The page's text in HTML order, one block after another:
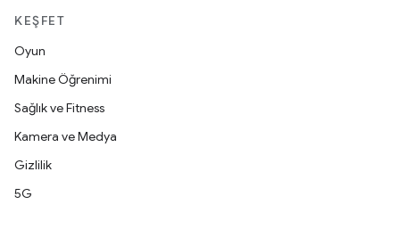
KEŞFET
Oyun
Makine Öğrenimi
Sağlık ve Fitness
Kamera ve Medya
Gizlilik
5G